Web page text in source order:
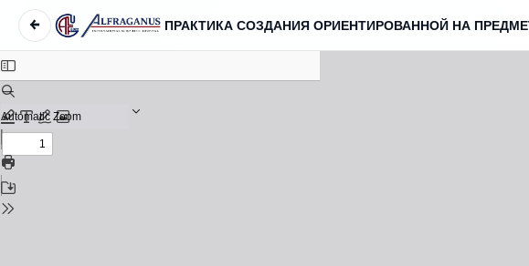
←
Вернуться к Подробностям о статье